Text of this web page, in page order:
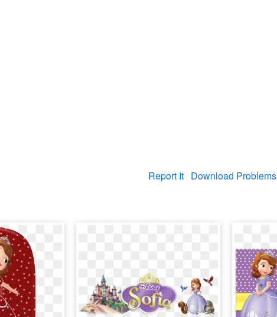
Report It Download Problems